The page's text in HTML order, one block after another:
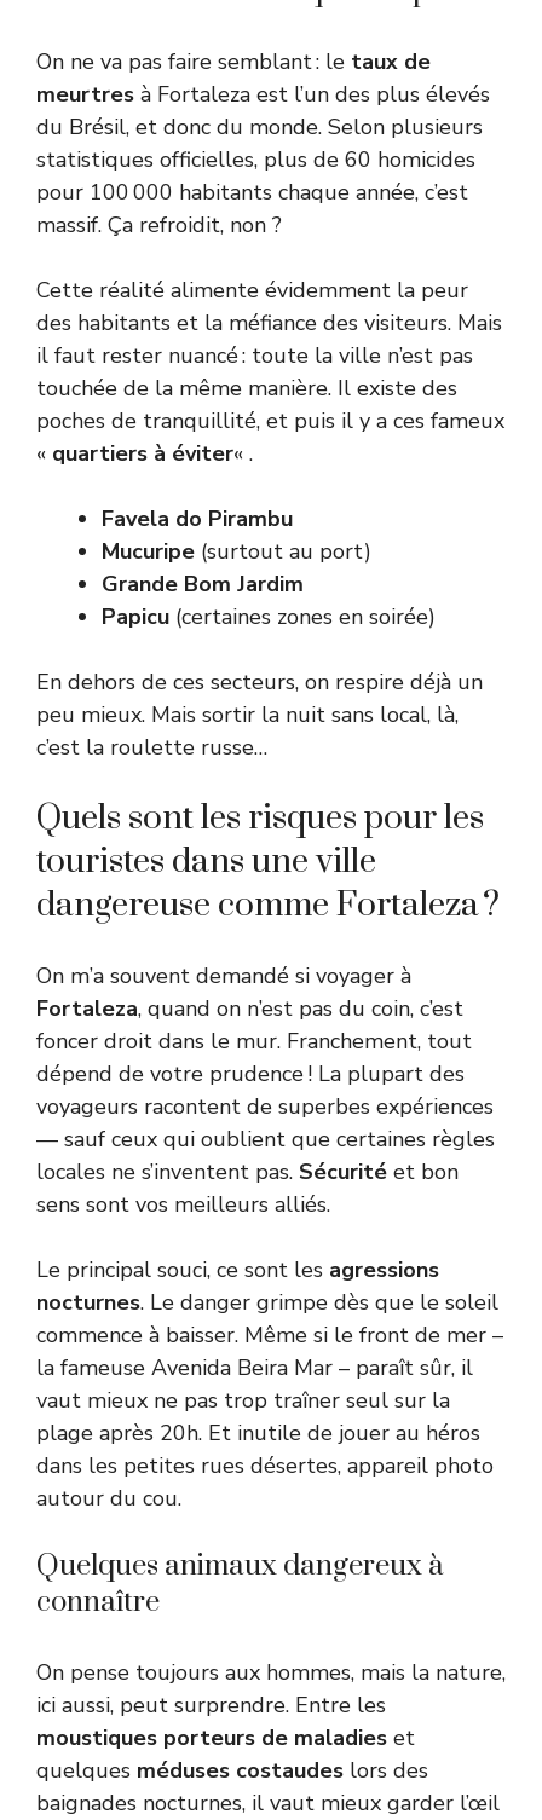
On ne va pas faire semblant : le taux de
meurtres à Fortaleza est l’un des plus élevés
du Brésil, et donc du monde. Selon plusieurs
statistiques officielles, plus de 60 homicides
pour 100 000 habitants chaque année, c’est
massif. Ça refroidit, non ?
Cette réalité alimente évidemment la peur
des habitants et la méfiance des visiteurs. Mais
il faut rester nuancé : toute la ville n’est pas
touchée de la même manière. Il existe des
poches de tranquillité, et puis il y a ces fameux
« quartiers à éviter« .
Favela do Pirambu
Mucuripe (surtout au port)
Grande Bom Jardim
Papicu (certaines zones en soirée)
En dehors de ces secteurs, on respire déjà un
peu mieux. Mais sortir la nuit sans local, là,
c’est la roulette russe…
Quels sont les risques pour les
touristes dans une ville
dangereuse comme Fortaleza ?
On m’a souvent demandé si voyager à
Fortaleza, quand on n’est pas du coin, c’est
foncer droit dans le mur. Franchement, tout
dépend de votre prudence ! La plupart des
voyageurs racontent de superbes expériences
— sauf ceux qui oublient que certaines règles
locales ne s’inventent pas. Sécurité et bon
sens sont vos meilleurs alliés.
Le principal souci, ce sont les agressions
nocturnes. Le danger grimpe dès que le soleil
commence à baisser. Même si le front de mer –
la fameuse Avenida Beira Mar – paraît sûr, il
vaut mieux ne pas trop traîner seul sur la
plage après 20h. Et inutile de jouer au héros
dans les petites rues désertes, appareil photo
autour du cou.
Quelques animaux dangereux à
connaître
On pense toujours aux hommes, mais la nature,
ici aussi, peut surprendre. Entre les
moustiques porteurs de maladies et
quelques méduses costaudes lors des
baignades nocturnes, il vaut mieux garder l’œil